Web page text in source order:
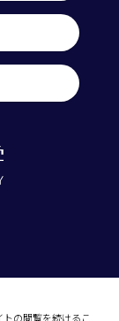
の閲覧を続けるこ